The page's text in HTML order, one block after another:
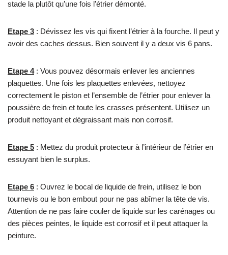
stade la plutôt qu’une fois l’étrier démonté.
Etape 3 : Dévissez les vis qui fixent l’étrier à la fourche. Il peut y
avoir des caches dessus. Bien souvent il y a deux vis 6 pans.
Etape 4: Vous pouvez désormais enlever les anciennes
plaquettes. Une fois les plaquettes enlevées, nettoyez
correctement le piston et l’ensemble de l’étrier pour enlever la
poussière de frein et toute les crasses présentent. Utilisez un
produit nettoyant et dégraissant mais non corrosif.
Etape 5 : Mettez du produit protecteur à l’intérieur de l’étrier en
essuyant bien le surplus.
Etape 6 : Ouvrez le bocal de liquide de frein, utilisez le bon
tournevis ou le bon embout pour ne pas abîmer la tête de vis.
Attention de ne pas faire couler de liquide sur les carénages ou
des pièces peintes, le liquide est corrosif et il peut attaquer la
peinture.